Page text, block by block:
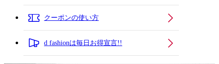
クーポンの使い方
d fashionは毎日お得宣言!!